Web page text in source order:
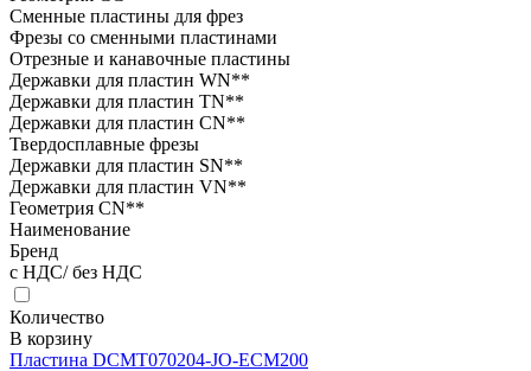
Сменные пластины для фрез
Фрезы со сменными пластинами
Отрезные и канавочные пластины
Державки для пластин WN**
Державки для пластин TN**
Державки для пластин CN**
Твердосплавные фрезы
Державки для пластин SN**
Державки для пластин VN**
Геометрия CN**
Наименование
Бренд
с НДС/ без НДС
Количество
В корзину
Пластина DCMT070204-JO-ECM200